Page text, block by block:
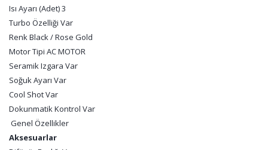
Isı Ayarı (Adet) 3
Turbo Özelliği Var
Renk Black / Rose Gold
Motor Tipi AC MOTOR
Seramik Izgara Var
Soğuk Ayarı Var
Cool Shot Var
Dokunmatik Kontrol Var
Genel Özellikler
Aksesuarlar